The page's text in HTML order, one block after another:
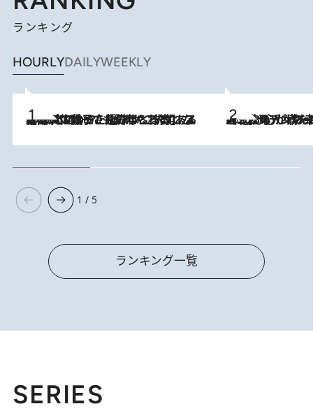
ランキング
HOURLYDAILYWEEKLY
2026.8.5
【阿川佐和子さんの年とる力】なぜ70代で始めた趣味は“こんなに楽しい”のか？ ピアノ、俳句…スランプに陥っても続けられる“ある秘訣”とは 2026.8.8
《北欧の人々の幸福度が高いのは…》元デンマーク親善大使が出会った“心が満たされる暮らし”「いいかげんにヒュッゲしなさい！」
1 / 5
ランキング一覧
SERIES